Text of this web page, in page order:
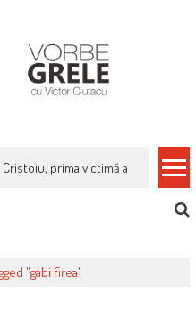
prima victimă a noi
"gabi firea"